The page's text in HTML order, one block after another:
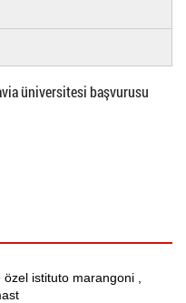
üniversitesi başvurusu
istituto marangoni ,